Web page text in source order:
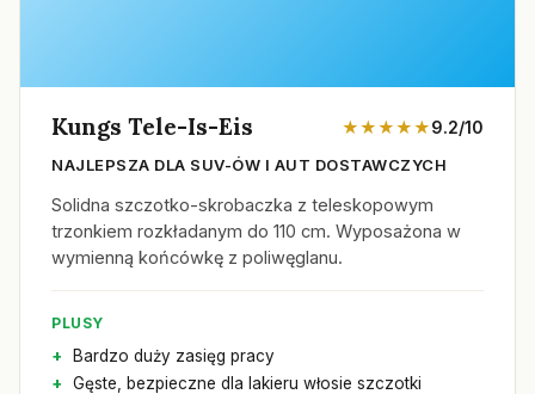
Kungs Tele-Is-Eis ★★★★★9.2/10
NAJLEPSZA DLA SUV-ÓW I AUT DOSTAWCZYCH
Solidna szczotko-skrobaczka z teleskopowym
trzonkiem rozkładanym do 110 cm. Wyposażona w
wymienną końcówkę z poliwęglanu.
PLUSY
Bardzo duży zasięg pracy
Gęste, bezpieczne dla lakieru włosie szczotki